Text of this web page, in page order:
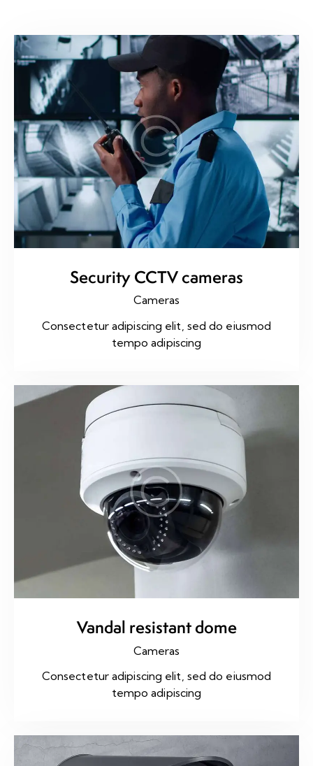
Security CCTV cameras
Cameras
Consectetur adipiscing elit, sed do eiusmod
tempo adipiscing
Vandal resistant dome
Cameras
Consectetur adipiscing elit, sed do eiusmod
tempo adipiscing